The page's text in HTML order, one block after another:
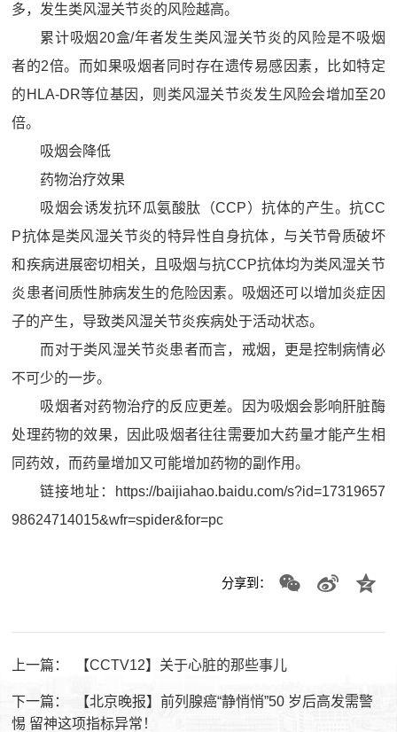
多，发生类风湿关节炎的风险越高。
累计吸烟20盒/年者发生类风湿关节炎的风险是不吸烟
者的2倍。而如果吸烟者同时存在遗传易感因素，比如特定
的HLA-DR等位基因，则类风湿关节炎发生风险会增加至20
倍。
吸烟会降低
药物治疗效果
吸烟会诱发抗环瓜氨酸肽（CCP）抗体的产生。抗CC
P抗体是类风湿关节炎的特异性自身抗体，与关节骨质破坏
和疾病进展密切相关，且吸烟与抗CCP抗体均为类风湿关节
炎患者间质性肺病发生的危险因素。吸烟还可以增加炎症因
子的产生，导致类风湿关节炎疾病处于活动状态。
而对于类风湿关节炎患者而言，戒烟，更是控制病情必
不可少的一步。
吸烟者对药物治疗的反应更差。因为吸烟会影响肝脏酶
处理药物的效果，因此吸烟者往往需要加大药量才能产生相
同药效，而药量增加又可能增加药物的副作用。
链接地址：
https://baijiahao.baidu.com/s?id=17319657
98624714015&wfr=spider&for=pc
分享到：
上一篇： 【CCTV12】关于心脏的那些事儿
下一篇：
【北京晚报】前列腺癌“静悄悄”50 岁后高发需警
惕 留神这项指标异常！